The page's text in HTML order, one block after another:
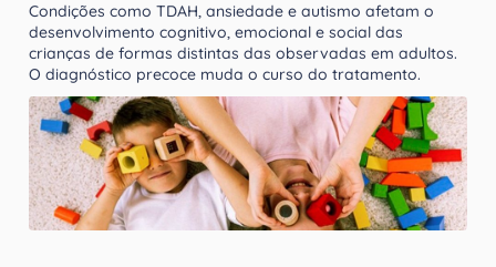
Condições como TDAH, ansiedade e autismo afetam o
desenvolvimento cognitivo, emocional e social das
crianças de formas distintas das observadas em adultos.
O diagnóstico precoce muda o curso do tratamento.